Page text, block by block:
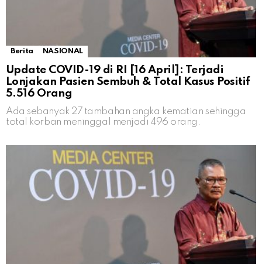
Berita NASIONAL
Update COVID-19 di RI [16 April]: Terjadi
Lonjakan Pasien Sembuh & Total Kasus Positif
5.516 Orang
Ada sebanyak 27 tambahan angka kematian sehingga
total korban meninggal menjadi 496 orang.